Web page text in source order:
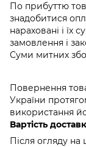
По прибуттю
знадобитися
нараховані і їх
замовлення і
Суми митних
Повернення
України
використання
Вартість
Після огляду на